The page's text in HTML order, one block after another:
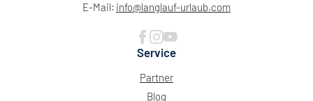
E-Mail: info@langlauf-urlaub.com
Service
Partner
Blog